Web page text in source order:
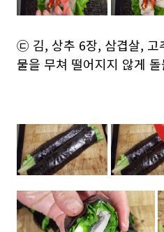
㉢ 김, 상추 6장, 삼겹살, 고
물을 무쳐 떨어지지 않게